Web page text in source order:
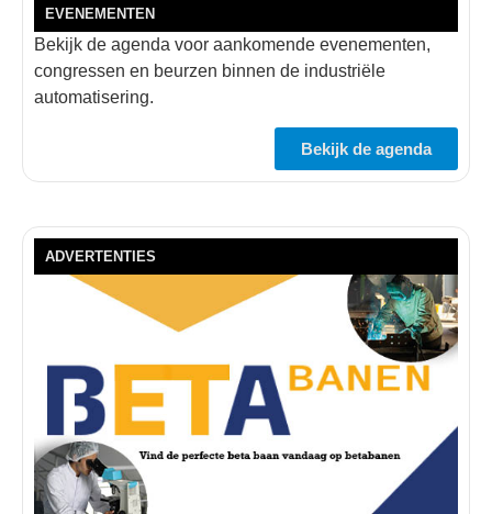
EVENEMENTEN
Bekijk de agenda voor aankomende evenementen,
congressen en beurzen binnen de industriële
automatisering.
Bekijk de agenda
ADVERTENTIES